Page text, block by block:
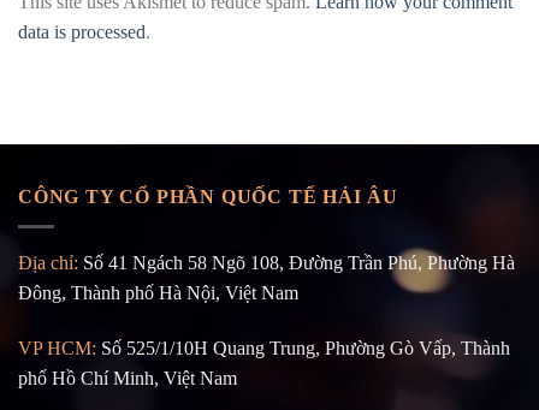
data is processed.
CÔNG TY CỔ PHẦN QUỐC TẾ HẢI ÂU
Địa chỉ: Số 41 Ngách 58 Ngõ 108, Đường Trần Phú, Phường Hà
Đông, Thành phố Hà Nội, Việt Nam
VP HCM: Số 525/1/10H Quang Trung, Phường Gò Vấp, Thành
phố Hồ Chí Minh, Việt Nam